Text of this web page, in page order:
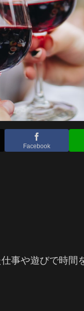
Facebook
事や遊びで時間